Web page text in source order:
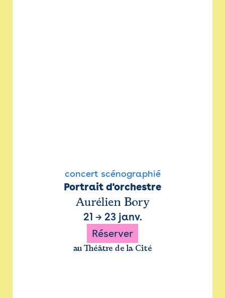
concert scénographié
Portrait d'orchestre
Aurélien Bory
21 → 23 janv.
Réserver
au Théâtre de la Cité